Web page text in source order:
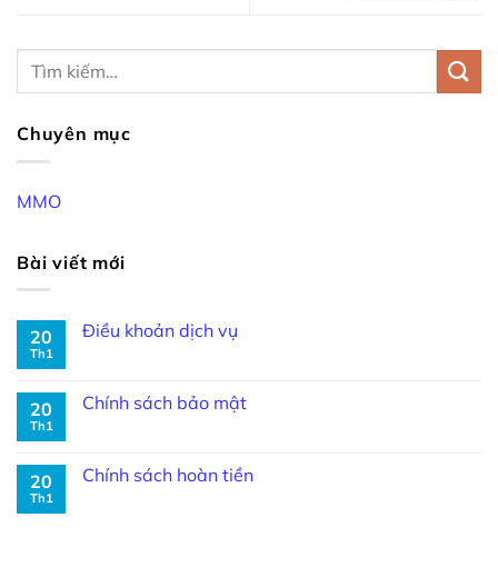
Chuyên mục
MMO
Bài viết mới
20
Th1
Điều khoản dịch vụ
20
Th1
Chính sách bảo mật
20
Th1
Chính sách hoàn tiền